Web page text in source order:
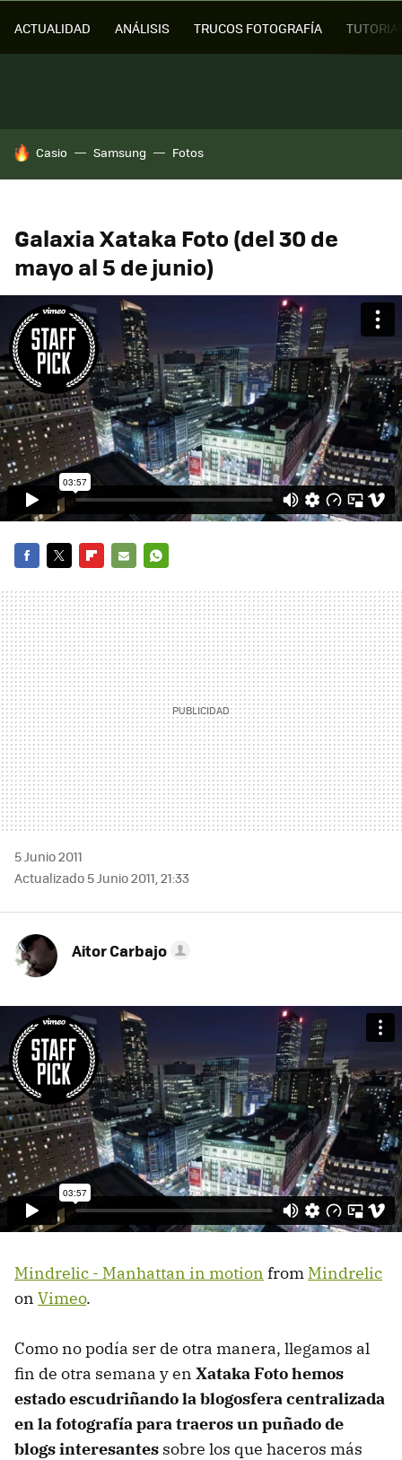
ACTUALIDAD ANÁLISIS TRUCOS FOTOGRAFÍA
HOY SE HABLA DE
Casio Samsung Fotos
Galaxia Xataka Foto (del 30 de
mayo al 5 de junio)
MAIL
5 Junio 2011
Actualizado 5 Junio 2011, 21:33
Aitor Carbajo
Mindrelic - Manhattan in motion from Mindrelic
on Vimeo.
Como no podía ser de otra manera, llegamos al
fin de otra semana y en Xataka Foto hemos
estado escudriñando la blogosfera centralizada
en la fotografía para traeros un puñado de
blogs interesantes sobre los que haceros más